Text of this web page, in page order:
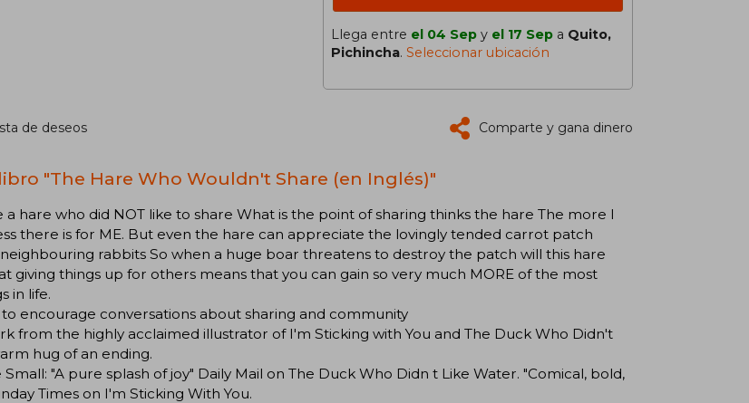
Llega entre el 04 Sep y el 17 Sep a Quito,
Pichincha. Seleccionar ubicación
de deseos Comparte y gana dinero
"The Hare Who Wouldn't Share (en Inglés)"
a hare who did NOT like to share What is the point of sharing thinks the hare The more I
there is for ME. But even the hare can appreciate the lovingly tended carrot patch
rabbits So when a huge boar threatens to destroy the patch will this hare
giving things up for others means that you can gain so very much MORE of the most
in life.
encourage conversations about sharing and community
from the highly acclaimed illustrator of I'm Sticking with You and The Duck Who Didn't
hug of an ending.
Small: "A pure splash of joy" Daily Mail on The Duck Who Didn t Like Water. "Comical, bold,
Times on I'm Sticking With You.